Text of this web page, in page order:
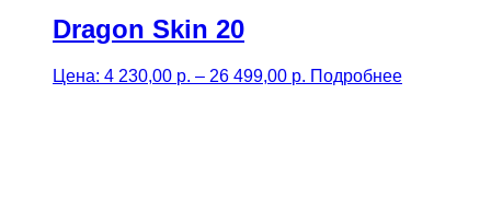
Dragon Skin 20
Цена: 4 230,00 р. – 26 499,00 р. Price
Подробнее